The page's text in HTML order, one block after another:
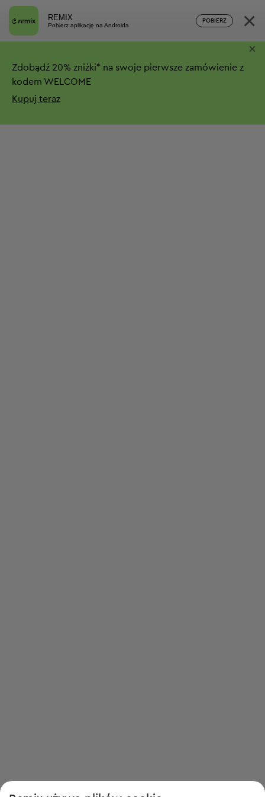
REMIX
Pobierz aplikację na Androida
POBIERZ ×
Zdobądź 20% zniżki* na swoje pierwsze zamówienie z
kodem WELCOME
Kupuj teraz
×